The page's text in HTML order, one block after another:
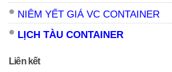
NIÊM YẾT GIÁ VC CONTAINER
LỊCH TÀU CONTAINER
Liên kết